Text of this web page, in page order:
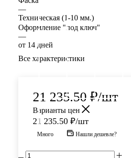
—
Техническая (1-10 мм.)
Оформление "под ключ"
—
от 14 дней
Все характеристики
21 235.50 ₽/шт
Варианты цен
21 235.50 ₽/шт
Много Нашли дешевле?